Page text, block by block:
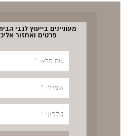
מעוניינים בייעוץ לגבי
פרטים ואחזור